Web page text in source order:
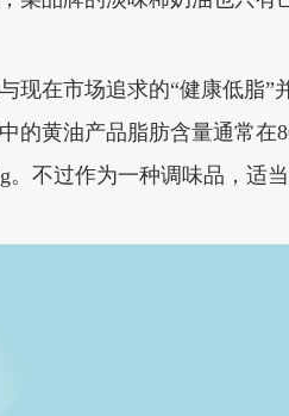
现在市场追求的“健康低脂
的黄油产品脂肪含量通常在
。不过作为一种调味品，适